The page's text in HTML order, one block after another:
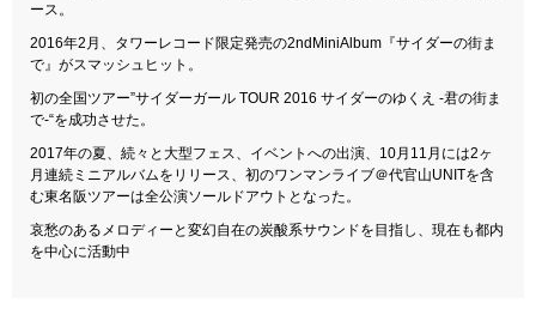
ース。
2016年2月、タワーレコード限定発売の2ndMiniAlbum『サイダーの街ま
で』がスマッシュヒット。
初の全国ツアー”サイダーガール TOUR 2016 サイダーのゆくえ -君の街ま
で-“を成功させた。
2017年の夏、続々と大型フェス、イベントへの出演、10月11月には2ヶ
月連続ミニアルバムをリリース、初のワンマンライブ＠代官山UNITを含
む東名阪ツアーは全公演ソールドアウトとなった。
哀愁のあるメロディーと変幻自在の炭酸系サウンドを目指し、現在も都内
を中心に活動中